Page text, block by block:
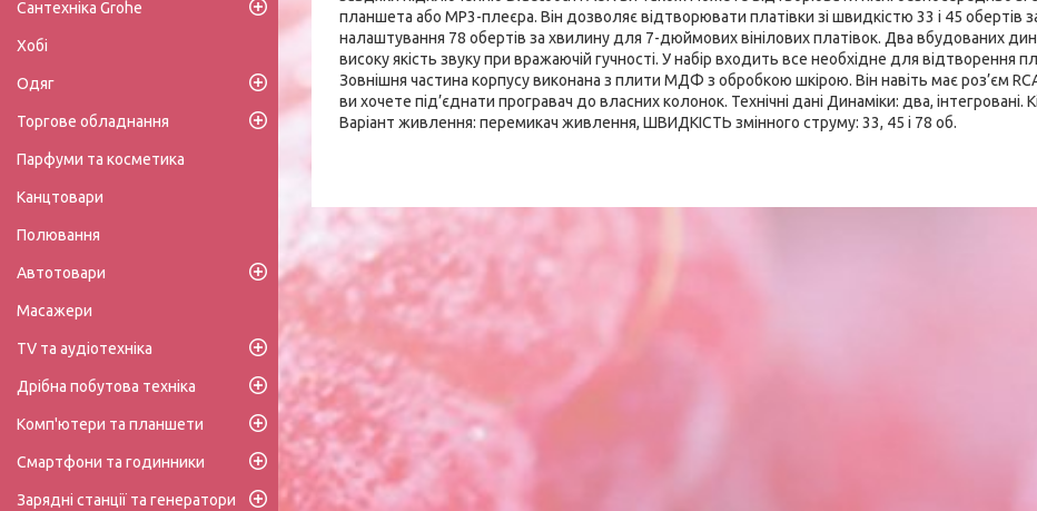
планшета або MP3-плеєра. Він дозволяє відтворювати платівки зі швидкістю 33 і 45 обертів
налаштування 78 обертів за хвилину для 7-дюймових вінілових платівок. Два вбудованих
високу якість звуку при вражаючій гучності. У набір входить все необхідне для відтворення
Зовнішня частина корпусу виконана з плити МДФ з обробкою шкірою. Він навіть має роз’єм
ви хочете під’єднати програвач до власних колонок. Технічні дані Динаміки: два, інтегровані.
Варіант живлення: перемикач живлення, ШВИДКІСТЬ змінного струму: 33, 45 і 78 об.
Сантехніка Grohe
Хобі
Одяг
Торгове обладнання
Парфуми та косметика
Канцтовари
Полювання
Автотовари
Масажери
TV та аудіотехніка
Дрібна побутова техніка
Комп'ютери та планшети
Смартфони та годинники
Зарядні станції та генератори